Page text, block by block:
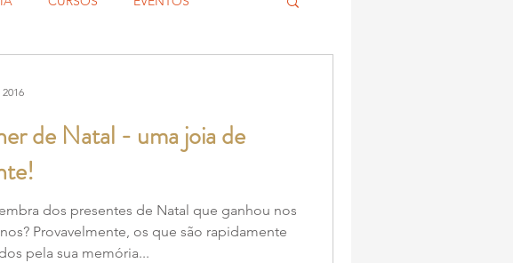
de Natal - uma joia de
dos presentes de Natal que ganhou nos
​Provavelmente​,​ os que são rapidamente
pela sua memória...